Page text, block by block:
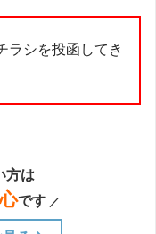
ラシを投函してき
方は
です ／